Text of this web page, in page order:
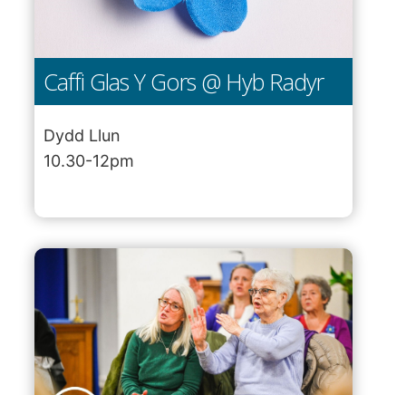
Caffi Glas Y Gors @ Hyb Radyr
Dydd Llun
10.30-12pm